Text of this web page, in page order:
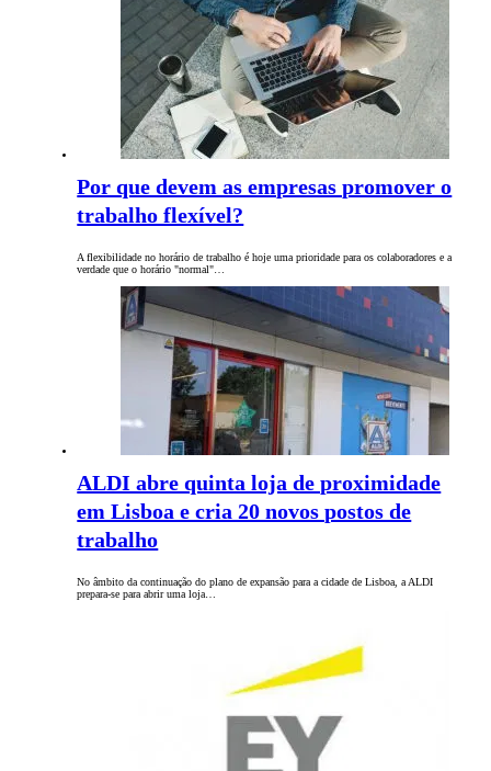
Por que devem as empresas promover o
trabalho flexível?
A flexibilidade no horário de trabalho é hoje uma prioridade para os colaboradores e a
verdade que o horário "normal"…
ALDI abre quinta loja de proximidade
em Lisboa e cria 20 novos postos de
trabalho
No âmbito da continuação do plano de expansão para a cidade de Lisboa, a ALDI
prepara-se para abrir uma loja…